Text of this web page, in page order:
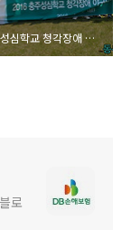
2016년 충주성심학교 청각장애 야구단 후원금 전달 현장
로